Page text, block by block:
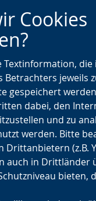
Zur
Hauptnavigation
Zur
Seitennavigation
Zum
Inhalt
Cookies
Textinformation,
Betrachters jeweils
gespeichert
dabei, den
und zu
werden. Bitte
Drittanbietern (z.B.
auch in Drittländer
bieten,